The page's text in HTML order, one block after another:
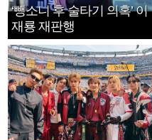
‘뺑소니 후 술타기 의혹’ 이
재룡 재판행